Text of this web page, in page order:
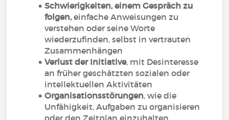
Schwierigkeiten, einem Gespräch zu
folgen,einfache Anweisungen zu
verstehen oder seine Worte
wiederzufinden, selbst in vertrauten
Zusammenhängen
Verlust der Initiative, mit Desinteresse
an früher geschätzten sozialen oder
intellektuellen Aktivitäten
Organisationsstörungen, wie die
Unfähigkeit, Aufgaben zu organisieren
oder den Zeitplan einzuhalten